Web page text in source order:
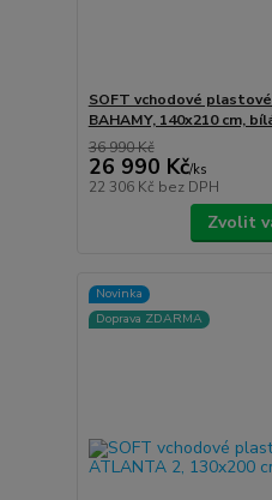
SOFT vchodové
BAHAMY, 140x210 cm,
36 990 Kč
26 990 Kč/ks
22 306 Kč bez DPH
Zvolit
Novinka
Doprava ZDARMA